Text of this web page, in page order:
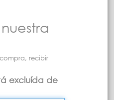
recibir
excluída de